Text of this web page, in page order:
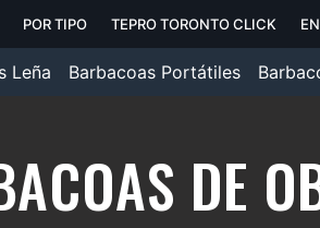
POR TIPO TEPRO TORONTO CLICK
Leña Barbacoas Portátiles
DE